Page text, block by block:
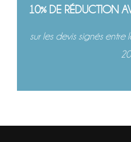
10% DE RÉDUCTION
sur les devis signés